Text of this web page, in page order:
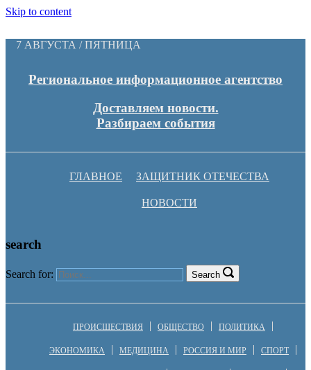
Skip to content
7 АВГУСТА / ПЯТНИЦА
Региональное информационное агентство
Доставляем новости.
Разбираем события
ГЛАВНОЕ ЗАЩИТНИК ОТЕЧЕСТВА
НОВОСТИ
search
Search for: Search
ПРОИСШЕСТВИЯ ОБЩЕСТВО ПОЛИТИКА
ЭКОНОМИКА МЕДИЦИНА РОССИЯ И МИР СПОРТ